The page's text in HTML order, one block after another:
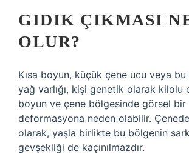
GIDIK ÇIKMASI
OLUR?
Kısa boyun, küçük çene ucu veya
yağ varlığı, kişi genetik olarak kilolu
boyun ve çene bölgesinde görsel bir
deformasyona neden olabilir.
olarak, yaşla birlikte bu bölgenin
gevşekliği de kaçınılmazdır.